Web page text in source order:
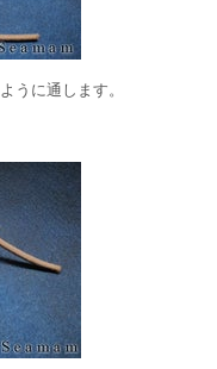
に通します。